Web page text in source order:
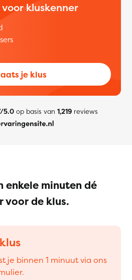
kluskenner
je klus
5.0op basis van 1,219reviews
enkele minuten dé
voor de klus.
je binnen 1 minuut via ons